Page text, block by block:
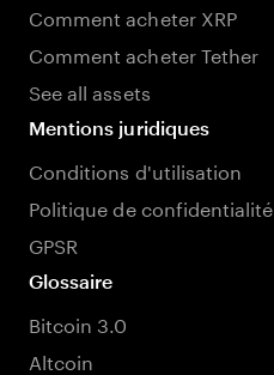
Comment acheter XRP
Comment acheter Tether
See all assets
Mentions juridiques
Conditions d'utilisation
Politique de confidentialité
GPSR
Glossaire
Bitcoin 3.0
Altcoin